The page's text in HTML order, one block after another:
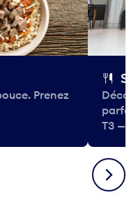
Prenez
T3 —
Suivant